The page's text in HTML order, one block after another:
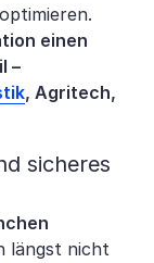
einen
–
, Agritech,
sicheres
längst nicht